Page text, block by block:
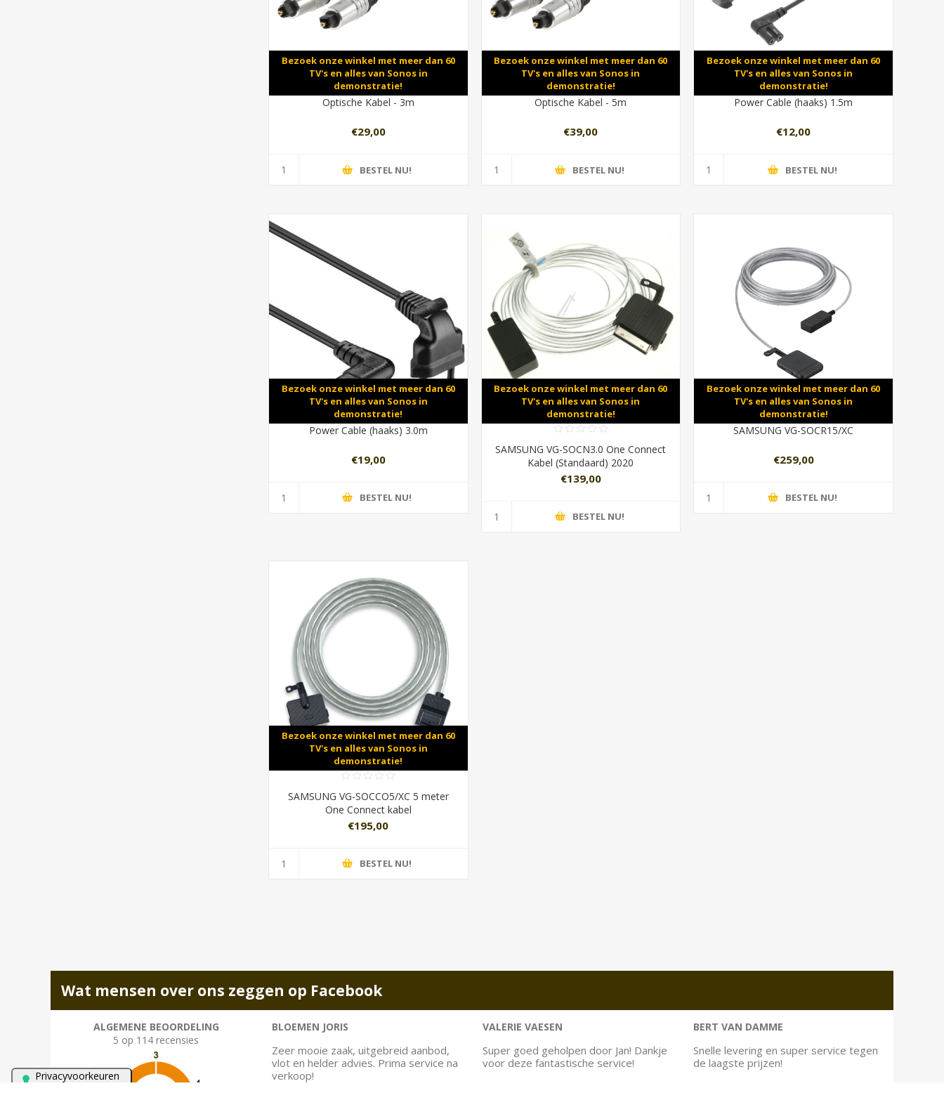
Bezoek onze winkel met meer dan 60
TV's en alles van Sonos in
demonstratie!
Optische Kabel - 3m
€29,00
BESTEL NU!
Bezoek onze winkel met meer dan 60
TV's en alles van Sonos in
demonstratie!
Optische Kabel - 5m
€39,00
BESTEL NU!
Bezoek onze winkel met meer dan 60
TV's en alles van Sonos in
demonstratie!
Power Cable (haaks) 1.5m
€12,00
BESTEL NU!
Bezoek onze winkel met meer dan 60
TV's en alles van Sonos in
demonstratie!
Power Cable (haaks) 3.0m
€19,00
BESTEL NU!
Bezoek onze winkel met meer dan 60
TV's en alles van Sonos in
demonstratie!
SAMSUNG VG-SOCN3.0 One Connect
Kabel (Standaard) 2020
€139,00
BESTEL NU!
Bezoek onze winkel met meer dan 60
TV's en alles van Sonos in
demonstratie!
SAMSUNG VG-SOCR15/XC
€259,00
BESTEL NU!
Bezoek onze winkel met meer dan 60
TV's en alles van Sonos in
demonstratie!
SAMSUNG VG-SOCCO5/XC 5 meter
One Connect kabel
€195,00
BESTEL NU!
Wat mensen over ons zeggen op Facebook
ALGEMENE BEOORDELING
5 op 114 recensies
BLOEMEN JORIS
Zeer mooie zaak, uitgebreid aanbod,
vlot en helder advies. Prima service na
verkoop!
VALERIE VAESEN
Super goed geholpen door Jan! Dankje
voor deze fantastische service!
BERT VAN DAMME
Snelle levering en super service tegen
de laagste prijzen!